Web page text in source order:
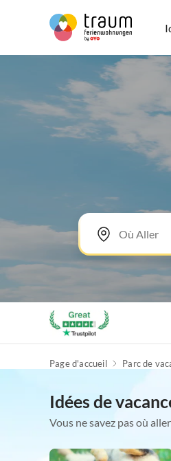
Page d'accueil Parc de
Idées de
Vous ne savez pas où